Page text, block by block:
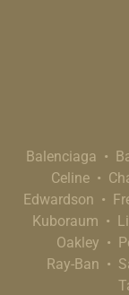
Balenciaga
Celine
Edwardson
Kuboraum
Oakley
Ray-Ban